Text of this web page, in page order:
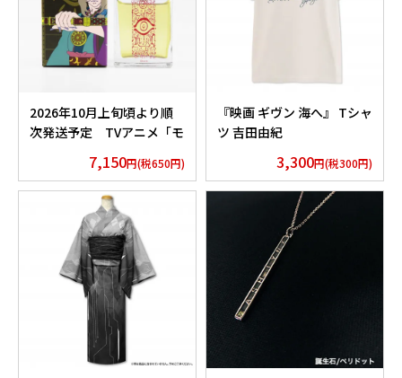
2026年10月上旬頃より順
次発送予定 TVアニメ「モ
7,150円(税650円)
『映画 ギヴン 海へ』 Tシャ
ツ 吉田由紀
3,300円(税300円)